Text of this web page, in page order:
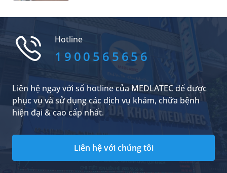
sức khỏe toàn diện cho đoàn viên và người lao
Hotline
1900565656
Liên hệ ngay với số hotline của MEDLATEC để được
phục vụ và sử dụng các dịch vụ khám, chữa bệnh
hiện đại & cao cấp nhất.
Liên hệ với chúng tôi